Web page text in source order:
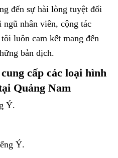
đến sự hài lòng tuyệt đối
nhân viên, cộng tác
luôn cam kết mang đến
bản dịch.
cấp các loại hình
Quảng Nam
Ý.
Ý.